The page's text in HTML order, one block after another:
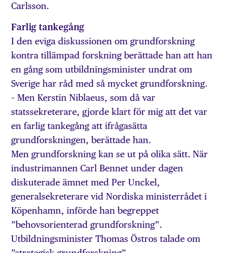
Carlsson.
Farlig tankegång
I den eviga diskussionen om grundforskning
kontra tillämpad forskning berättade han att han
en gång som utbildningsminister undrat om
Sverige har råd med så mycket grundforskning.
– Men Kerstin Niblaeus, som då var
statssekreterare, gjorde klart för mig att det var
en farlig tankegång att ifrågasätta
grundforskningen, berättade han.
Men grundforskning kan se ut på olika sätt. När
industrimannen Carl Bennet under dagen
diskuterade ämnet med Per Unckel,
generalsekreterare vid Nordiska ministerrådet i
Köpenhamn, införde han begreppet
”behovsorienterad grundforskning”.
Utbildningsminister Thomas Östros talade om